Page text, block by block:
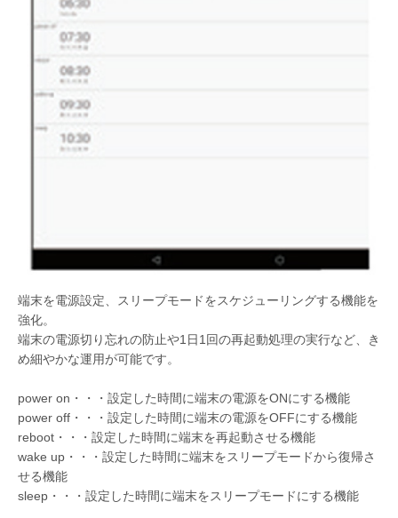
端末を電源設定、スリープモードをスケジューリングする機能を
強化。
端末の電源切り忘れの防止や1日1回の再起動処理の実行など、き
め細やかな運用が可能です。
power on・・・設定した時間に端末の電源をONにする機能
power off・・・設定した時間に端末の電源をOFFにする機能
reboot・・・設定した時間に端末を再起動させる機能
wake up・・・設定した時間に端末をスリープモードから復帰さ
せる機能
sleep・・・設定した時間に端末をスリープモードにする機能